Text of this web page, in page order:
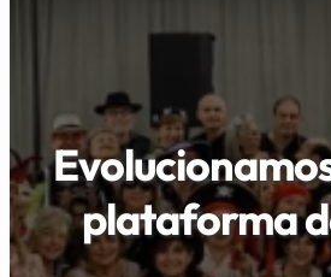
plataforma